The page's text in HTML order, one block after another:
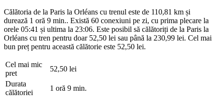
Călătoria de la Paris la Orléans cu trenul este de 110,81 km și
durează 1 oră 9 min.. Există 60 conexiuni pe zi, cu prima plecare la
orele 05:41 și ultima la 23:06. Este posibil să călătoriți de la Paris la
Orléans cu tren pentru doar 52,50 lei sau până la 230,99 lei. Cel mai
bun preț pentru această călătorie este 52,50 lei.
Cel mai mic
pret
52,50 lei
Durata
călătoriei
1 oră 9 min.